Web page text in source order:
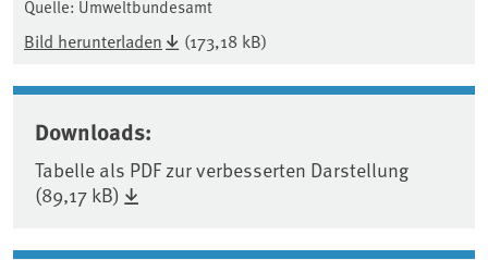
Quelle: Umweltbundesamt
Bild herunterladen (173,18 kB)
Downloads:
Tabelle als PDF zur verbesserten Darstellung
(89,17 kB)